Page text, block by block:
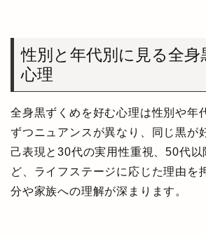
性別と年代別に見る全身
心理
全身黒ずくめを好む心理は性別や年
ずつニュアンスが異なり、同じ黒が
己表現と30代の実用性重視、50代以
ど、ライフステージに応じた理由を
分や家族への理解が深まります。